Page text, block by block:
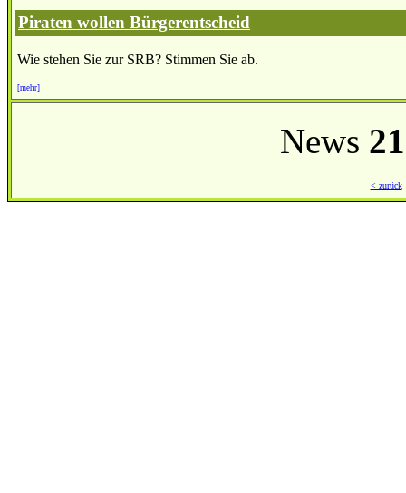
Piraten wollen Bürgerentscheid
Wie stehen Sie zur SRB? Stimmen Sie ab.
[mehr]
News
< zurück